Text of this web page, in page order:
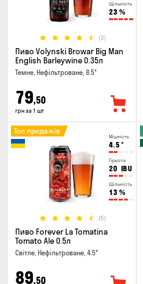
Щільність
23 %
(3)
Пиво Volynski Browar Big Man
English Barleywine 0.35л
Темне, Нефільтроване, 8.5°
79,50
грн за 1 шт
Міцність
4.5 °
Гіркота
20 IBU
Щільність
13 %
(5)
Топ продажів
Пиво Forever La Tomatina
Tomato Ale 0.5л
Світле, Нефільтроване, 4.5°
89,50